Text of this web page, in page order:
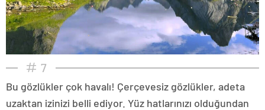
7
Bu gözlükler çok havalı! Çerçevesiz gözlükler, adeta
uzaktan izinizi belli ediyor. Yüz hatlarınızı olduğundan